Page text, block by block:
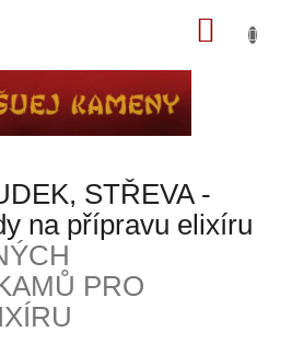
STŘEVA -
na přípravu elixíru
PRO